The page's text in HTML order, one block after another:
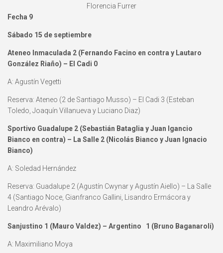
Florencia Furrer
Fecha 9
Sábado 15 de septiembre
Ateneo Inmaculada 2 (Fernando Facino en contra y Lautaro
González Riaño) – El Cadi 0
A: Agustín Vegetti
Reserva: Ateneo (2 de Santiago Musso) – El Cadi 3 (Esteban
Toledo, Joaquín Villanueva y Luciano Diaz)
Sportivo Guadalupe 2 (Sebastián Bataglia y Juan Igancio
Bianco en contra) – La Salle 2 (Nicolás Bianco y Juan Ignacio
Bianco)
A: Soledad Hernández
Reserva: Guadalupe 2 (Agustín Cwynar y Agustín Aiello) – La Salle
4 (Santiago Noce, Gianfranco Gallini, Lisandro Ermácora y
Leandro Arévalo)
Sanjustino 1 (Mauro Valdez) – Argentino 1 (Bruno Baganaroli)
A: Maximiliano Moya